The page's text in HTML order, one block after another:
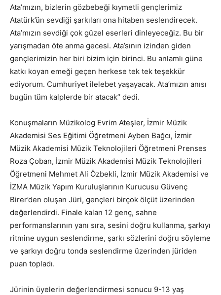
Ata’mızın, bizlerin gözbebeği kıymetli gençlerimiz
Atatürk’ün sevdiği şarkıları ona hitaben seslendirecek.
Ata’mızın sevdiği çok güzel eserleri dinleyeceğiz. Bu bir
yarışmadan öte anma gecesi. Ata’sının izinden giden
gençlerimizin her biri bizim için birinci. Bu anlamlı güne
katkı koyan emeği geçen herkese tek tek teşekkür
ediyorum. Cumhuriyet ilelebet yaşayacak. Ata’mızın anısı
bugün tüm kalplerde bir atacak’’ dedi.
Konuşmaların Müzikolog Evrim Ateşler, İzmir Müzik
Akademisi Ses Eğitimi Öğretmeni Ayben Bağcı, İzmir
Müzik Akademisi Müzik Teknolojileri Öğretmeni Prenses
Roza Çoban, İzmir Müzik Akademisi Müzik Teknolojileri
Öğretmeni Mehmet Ali Özbekli, İzmir Müzik Akademisi ve
İZMA Müzik Yapım Kuruluşlarının Kurucusu Güvenç
Birer’den oluşan Jüri, gençleri birçok ölçüt üzerinden
değerlendirdi. Finale kalan 12 genç, sahne
performanslarının yanı sıra, sesini doğru kullanma, şarkıyı
ritmine uygun seslendirme, şarkı sözlerini doğru söyleme
ve şarkıyı doğru tonda seslendirme üzerinden jüriden
puan topladı.
Jürinin üyelerin değerlendirmesi sonucu 9-13 yaş